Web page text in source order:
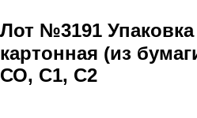
Лот №3191
картонная (из
СО, С1, С2